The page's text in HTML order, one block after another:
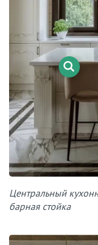
Центральный
барная стойка